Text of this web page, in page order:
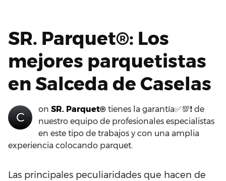
SR. Parquet®: Los
mejores parquetistas
en Salceda de Caselas
C
on SR. Parquet® tienes la garantía✅💯❗ de
nuestro equipo de profesionales especialistas
en este tipo de trabajos y con una amplia
experiencia colocando parquet.
Las principales peculiaridades que hacen de